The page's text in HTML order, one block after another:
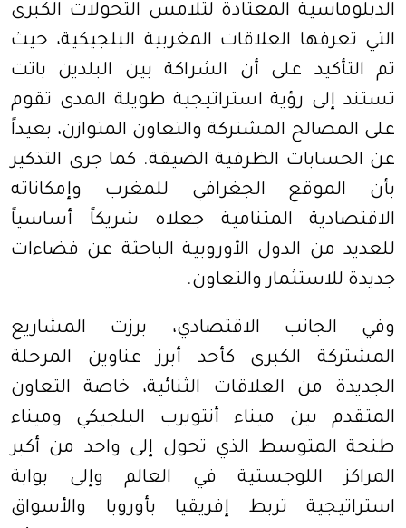
الدبلوماسية المعتادة لتلامس التحولات الكبرى
التي تعرفها العلاقات المغربية البلجيكية، حيث
تم التأكيد على أن الشراكة بين البلدين باتت
تستند إلى رؤية استراتيجية طويلة المدى تقوم
على المصالح المشتركة والتعاون المتوازن، بعيداً
عن الحسابات الظرفية الضيقة. كما جرى التذكير
بأن الموقع الجغرافي للمغرب وإمكاناته
الاقتصادية المتنامية جعلاه شريكاً أساسياً
للعديد من الدول الأوروبية الباحثة عن فضاءات
جديدة للاستثمار والتعاون.
وفي الجانب الاقتصادي، برزت المشاريع
المشتركة الكبرى كأحد أبرز عناوين المرحلة
الجديدة من العلاقات الثنائية، خاصة التعاون
المتقدم بين ميناء أنتويرب البلجيكي وميناء
طنجة المتوسط الذي تحول إلى واحد من أكبر
المراكز اللوجستية في العالم وإلى بوابة
استراتيجية تربط إفريقيا بأوروبا والأسواق